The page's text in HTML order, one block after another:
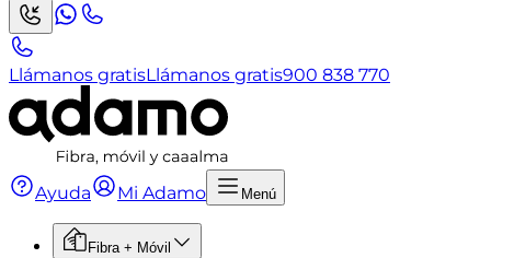
Llámanos gratisLlámanos gratis900 838 770
Ayuda Mi Adamo Menú
Fibra + Móvil